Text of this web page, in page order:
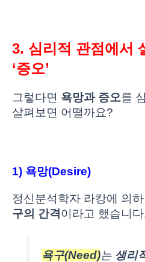
3. 심리적 관점에서
‘증오’
그렇다면 욕망과 증오를
살펴보면 어떨까요?
1) 욕망(Desire)
정신분석학자 라캉에 의하
구의 간격 이라고 했습니
욕구(Need)는 생리